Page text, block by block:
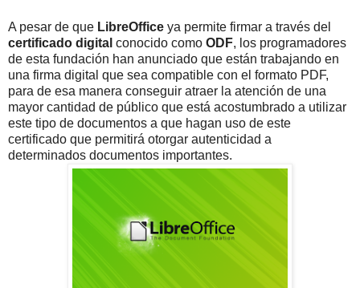
A pesar de que LibreOffice ya permite firmar a través del
certificado digital conocido como ODF, los programadores
de esta fundación han anunciado que están trabajando en
una firma digital que sea compatible con el formato PDF,
para de esa manera conseguir atraer la atención de una
mayor cantidad de público que está acostumbrado a utilizar
este tipo de documentos a que hagan uso de este
certificado que permitirá otorgar autenticidad a
determinados documentos importantes.